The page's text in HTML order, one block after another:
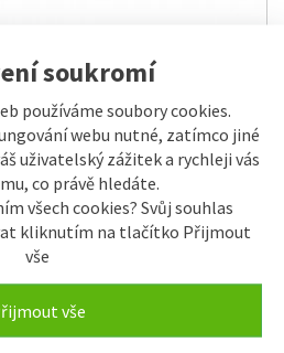
soukromí
používáme soubory cookies.
webu nutné, zatímco jiné
uživatelský zážitek a rychleji vás
co právě hledáte.
všech cookies? Svůj souhlas
kliknutím na tlačítko Přijmout
vše
vše
ks
SIDAVBOXCK
8596142026241